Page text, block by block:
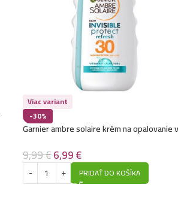
-30%
Viac variant
Garnier ambre solaire krém na opalovanie
9,99€6,99€
PRIDAŤ DO KOŠÍKA